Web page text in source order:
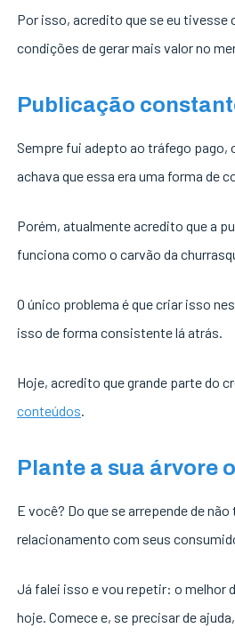
Por isso, acredito que se eu tivesse
condições de gerar mais valor no
Publicação
Sempre fui adepto ao tráfego pago,
achava que essa era uma forma de
Porém, atualmente acredito que a
funciona como o carvão da
O único problema é que criar isso
isso de forma consistente lá atrás.
Hoje, acredito que grande parte do
conteúdos.
Plante a sua árvore
E você? Do que se arrepende de
relacionamento com seus
Já falei isso e vou repetir: o melhor
hoje. Comece e, se precisar de